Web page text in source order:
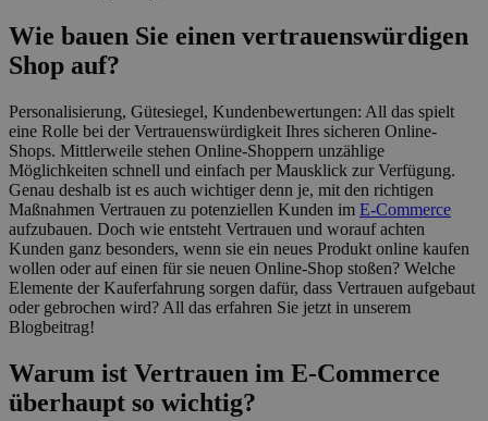
Wie bauen Sie einen vertrauenswürdigen
Shop auf?
Personalisierung, Gütesiegel, Kundenbewertungen: All das spielt
eine Rolle bei der Vertrauenswürdigkeit Ihres sicheren Online-
Shops. Mittlerweile stehen Online-Shoppern unzählige
Möglichkeiten schnell und einfach per Mausklick zur Verfügung.
Genau deshalb ist es auch wichtiger denn je, mit den richtigen
Maßnahmen Vertrauen zu potenziellen Kunden im E-Commerce
aufzubauen. Doch wie entsteht Vertrauen und worauf achten
Kunden ganz besonders, wenn sie ein neues Produkt online kaufen
wollen oder auf einen für sie neuen Online-Shop stoßen? Welche
Elemente der Kauferfahrung sorgen dafür, dass Vertrauen aufgebaut
oder gebrochen wird? All das erfahren Sie jetzt in unserem
Blogbeitrag!
Warum ist Vertrauen im E-Commerce
überhaupt so wichtig?